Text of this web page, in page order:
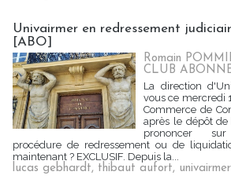
Univairmer en redressement
[ABO]
Romain
CLUB
La direction
vous ce mercredi
Commerce de
après le dépôt
prononcer
procédure de redressement ou de
maintenant ? EXCLUSIF. Depuis la...
lucas gebhardt, thibaut aufort, univairmer